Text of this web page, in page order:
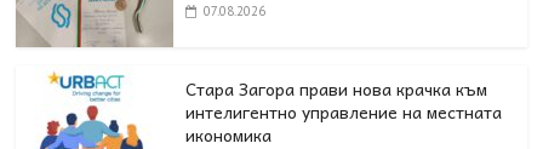
07.08.2026
Стара Загора прави нова крачка към
интелигентно управление на местната
икономика